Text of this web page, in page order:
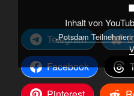
Inhalt von
„Potsdam
Telegram
Facebook